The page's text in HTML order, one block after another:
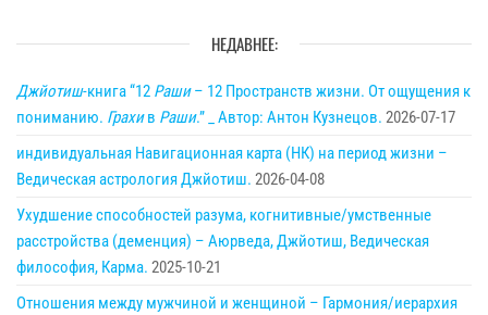
НЕДАВНЕЕ:
Джйотиш-книга “12 Раши– 12 Пространств жизни. От ощущения к
пониманию. Грахив Раши.” _ Автор: Антон Кузнецов. 2026-07-17
индивидуальная Навигационная карта (НК) на период жизни –
Ведическая астрология Джйотиш. 2026-04-08
Ухудшение способностей разума, когнитивные/умственные
расстройства (деменция) – Аюрведа, Джйотиш, Ведическая
философия, Карма. 2025-10-21
Отношения между мужчиной и женщиной – Гармония/иерархия